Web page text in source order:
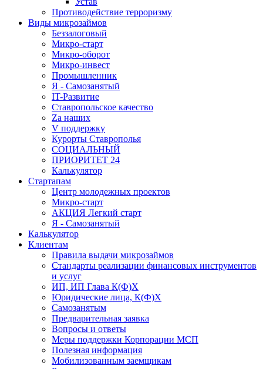
Противодействие терроризму
Виды микрозаймов
Беззалоговый
Микро-старт
Микро-оборот
Микро-инвест
Промышленник
Я - Самозанятый
IT-Развитие
Ставропольское качество
Za наших
V поддержку
Курорты Ставрополья
СОЦИАЛЬНЫЙ
ПРИОРИТЕТ 24
Калькулятор
Стартапам
Центр молодежных проектов
Микро-старт
АКЦИЯ Легкий старт
Я - Самозанятый
Калькулятор
Клиентам
Правила выдачи микрозаймов
Стандарты реализации финансовых инструментов
и услуг
ИП, ИП Глава К(Ф)Х
Юридические лица, К(Ф)Х
Самозанятым
Предварительная заявка
Вопросы и ответы
Меры поддержки Корпорации МСП
Полезная информация
Мобилизованным заемщикам